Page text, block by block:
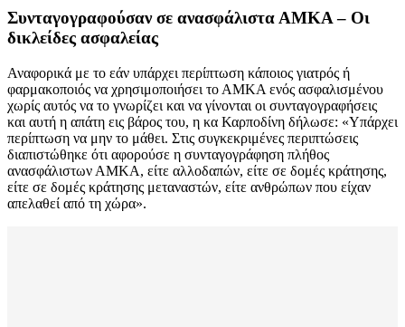
Συνταγογραφούσαν σε ανασφάλιστα ΑΜΚΑ – Οι
δικλείδες ασφαλείας
Αναφορικά με το εάν υπάρχει περίπτωση κάποιος γιατρός ή
φαρμακοποιός να χρησιμοποιήσει το ΑΜΚΑ ενός ασφαλισμένου
χωρίς αυτός να το γνωρίζει και να γίνονται οι συνταγογραφήσεις
και αυτή η απάτη εις βάρος του, η κα Καρποδίνη δήλωσε: «Υπάρχει
περίπτωση να μην το μάθει. Στις συγκεκριμένες περιπτώσεις
διαπιστώθηκε ότι αφορούσε η συνταγογράφηση πλήθος
ανασφάλιστων ΑΜΚΑ, είτε αλλοδαπών, είτε σε δομές κράτησης,
είτε σε δομές κράτησης μεταναστών, είτε ανθρώπων που είχαν
απελαθεί από τη χώρα».